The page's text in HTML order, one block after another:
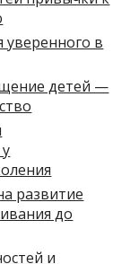
уверенного в
детей —
развитие
до
и